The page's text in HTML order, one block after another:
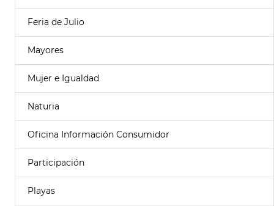
Feria de Julio
Mayores
Mujer e Igualdad
Naturia
Oficina Información Consumidor
Participación
Playas